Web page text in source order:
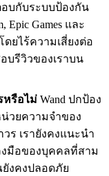
บกับระบบป้องกัน
Games และ
ยไร้ความเสี่ยงต่อ
รีวิวของเราบน
หรือไม่ Wand ปกป้อง
วยความจำของ
ร เรายังคงแนะนำ
มือของบุคคลที่สาม
งคงปลอดภัย